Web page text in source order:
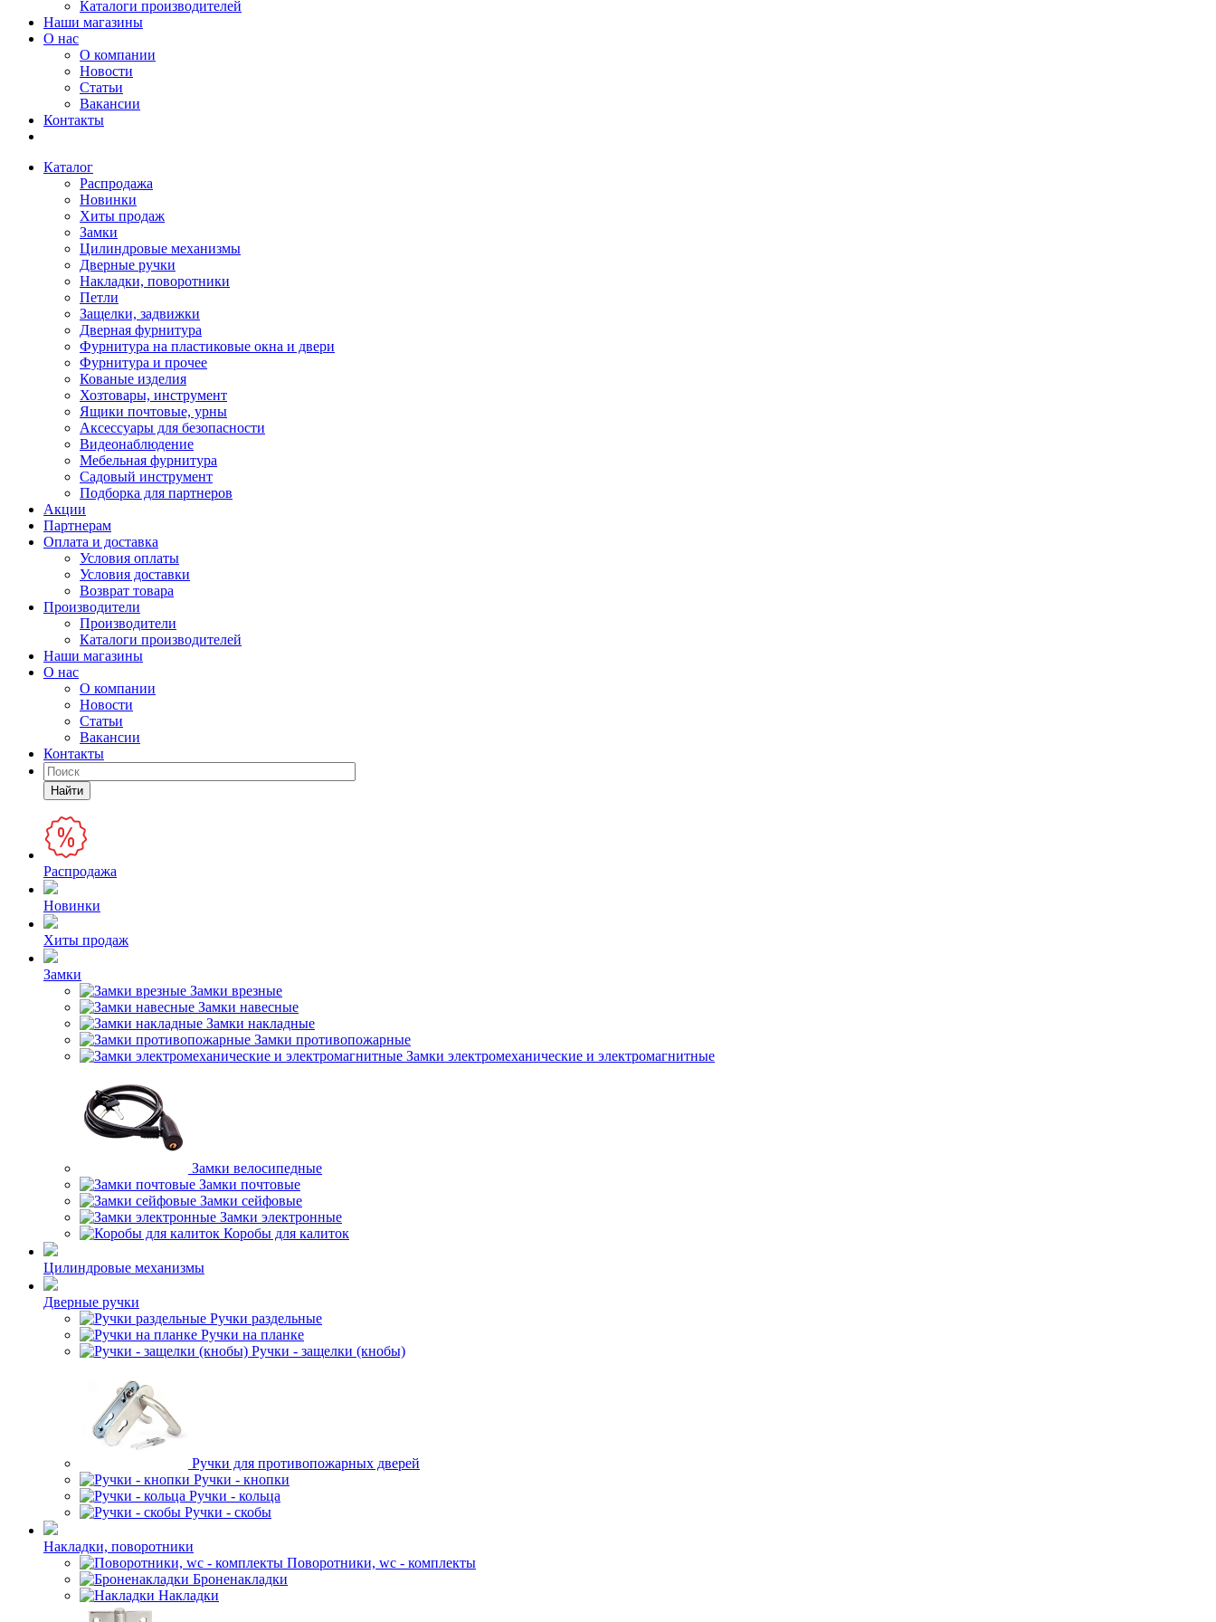
Каталоги производителей
Наши магазины
О нас
О компании
Новости
Статьи
Вакансии
Контакты
Каталог
Распродажа
Новинки
Хиты продаж
Замки
Цилиндровые механизмы
Дверные ручки
Накладки, поворотники
Петли
Защелки, задвижки
Дверная фурнитура
Фурнитура на пластиковые окна и двери
Фурнитура и прочее
Кованые изделия
Хозтовары, инструмент
Ящики почтовые, урны
Аксессуары для безопасности
Видеонаблюдение
Мебельная фурнитура
Садовый инструмент
Подборка для партнеров
Акции
Партнерам
Оплата и доставка
Условия оплаты
Условия доставки
Возврат товара
Производители
Производители
Каталоги производителей
Наши магазины
О нас
О компании
Новости
Статьи
Вакансии
Контакты
Найти
Распродажа
Новинки
Хиты продаж
Замки
Замки врезные
Замки навесные
Замки накладные
Замки противопожарные
Замки электромеханические и электромагнитные
Замки велосипедные
Замки почтовые
Замки сейфовые
Замки электронные
Коробы для калиток
Цилиндровые механизмы
Дверные ручки
Ручки раздельные
Ручки на планке
Ручки - защелки (кнобы)
Ручки для противопожарных дверей
Ручки - кнопки
Ручки - кольца
Ручки - скобы
Накладки, поворотники
Поворотники, wc - комплекты
Броненакладки
Накладки